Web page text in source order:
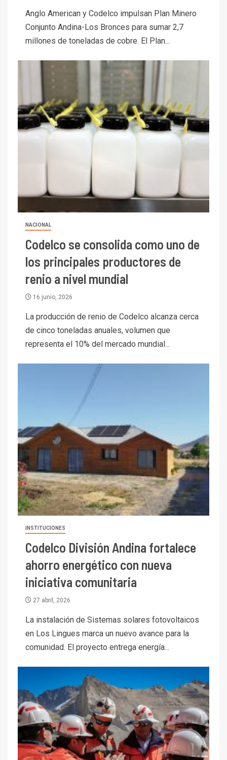
Anglo American y Codelco impulsan Plan Minero
Conjunto Andina-Los Bronces para sumar 2,7
millones de toneladas de cobre. El Plan...
NACIONAL
Codelco se consolida como uno de
los principales productores de
renio a nivel mundial
16 junio, 2026
La producción de renio de Codelco alcanza cerca
de cinco toneladas anuales, volumen que
representa el 10% del mercado mundial...
INSTITUCIONES
Codelco División Andina fortalece
ahorro energético con nueva
iniciativa comunitaria
27 abril, 2026
La instalación de Sistemas solares fotovoltaicos
en Los Lingues marca un nuevo avance para la
comunidad. El proyecto entrega energía...
3
crecimiento regional: Banco
Central reporta resultados
dispares en el primer
Informe bimensual de
Cochilco: precio del cobre
alcanza máximos por escasez
de concentrados
5 I+D
Estudio revela cómo el precio
del cobre y educación superior
se relacionan en zonas